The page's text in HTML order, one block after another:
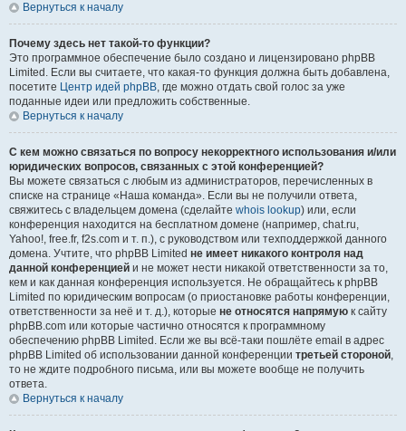
Вернуться к началу
Почему здесь нет такой-то функции?
Это программное обеспечение было создано и лицензировано phpBB
Limited. Если вы считаете, что какая-то функция должна быть добавлена,
посетите Центр идей phpBB, где можно отдать свой голос за уже
поданные идеи или предложить собственные.
Вернуться к началу
С кем можно связаться по вопросу некорректного использования и/или
юридических вопросов, связанных с этой конференцией?
Вы можете связаться с любым из администраторов, перечисленных в
списке на странице «Наша команда». Если вы не получили ответа,
свяжитесь с владельцем домена (сделайте whois lookup) или, если
конференция находится на бесплатном домене (например, chat.ru,
Yahoo!, free.fr, f2s.com и т. п.), с руководством или техподдержкой данного
домена. Учтите, что phpBB Limited не имеет никакого контроля над
данной конференцией и не может нести никакой ответственности за то,
кем и как данная конференция используется. Не обращайтесь к phpBB
Limited по юридическим вопросам (о приостановке работы конференции,
ответственности за неё и т. д.), которые не относятся напрямую к сайту
phpBB.com или которые частично относятся к программному
обеспечению phpBB Limited. Если же вы всё-таки пошлёте email в адрес
phpBB Limited об использовании данной конференции третьей стороной,
то не ждите подробного письма, или вы можете вообще не получить
ответа.
Вернуться к началу